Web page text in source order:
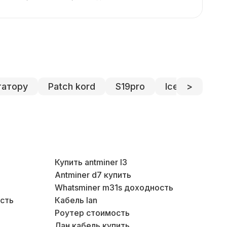
Patch kord S19pro Iceriver ks3
>
Купить antminer l3
Antminer d7 купить
Whatsminer m31s доходность
Кабель lan
Роутер стоимость